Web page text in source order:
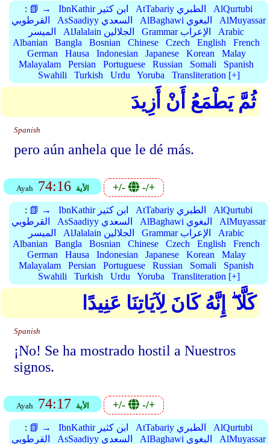
: 📗 → IbnKathir ابن كثير AtTabariy الطبري
AlQurtubi
القرطوبي
AsSaadiyy السعدي AlBaghawi البغوي
AlMuyassar
الميسر
AlJalalain الجلالين Grammar الإعراب
Arabic
Albanian
Bangla Bosnian Chinese Czech English
French
German
Hausa Indonesian Japanese Korean
Malay
Malayalam
Persian Portuguese Russian Somali
Spanish
Swahili
Turkish Urdu Yoruba Transliteration [+]
ثُمَّ يَطْمَعُ أَنْ أَزِيدَ
Spanish
pero aún anhela que le dé más.
Ayah 74:16 الأية +/- -/+
: 📗 → IbnKathir ابن كثير AtTabariy الطبري
AlQurtubi
القرطوبي
AsSaadiyy السعدي AlBaghawi البغوي
AlMuyassar
الميسر
AlJalalain الجلالين Grammar الإعراب
Arabic
Albanian
Bangla Bosnian Chinese Czech English
French
German
Hausa Indonesian Japanese Korean
Malay
Malayalam
Persian Portuguese Russian Somali
Spanish
Swahili
Turkish Urdu Yoruba Transliteration [+]
كَلَّا ۖ إِنَّهُ كَانَ لِآيَاتِنَا عَنِيدًا
Spanish
¡No! Se ha mostrado hostil a Nuestros
signos.
Ayah 74:17 الأية +/- -/+
: 📗 → IbnKathir ابن كثير AtTabariy الطبري
AlQurtubi
القرطوبي
AsSaadiyy السعدي AlBaghawi البغوي
AlMuyassar